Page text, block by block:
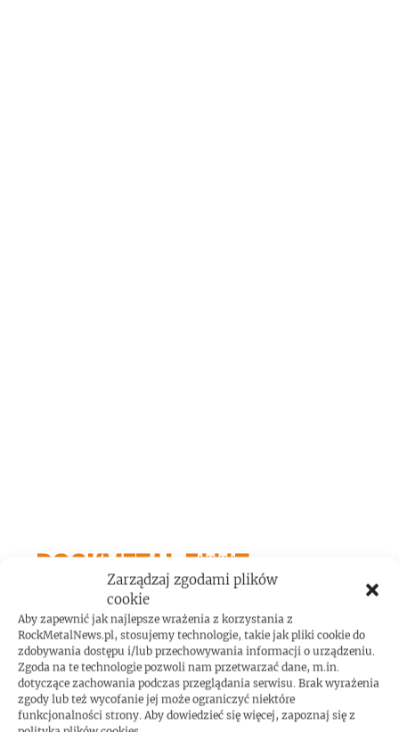
Zarządzaj zgodami plików
cookie
Aby zapewnić jak najlepsze wrażenia z korzystania z
RockMetalNews.pl, stosujemy technologie, takie jak pliki cookie do
zdobywania dostępu i/lub przechowywania informacji o urządzeniu.
Zgoda na te technologie pozwoli nam przetwarzać dane, m.in.
dotyczące zachowania podczas przeglądania serwisu. Brak wyrażenia
zgody lub też wycofanie jej może ograniczyć niektóre
funkcjonalności strony. Aby dowiedzieć się więcej, zapoznaj się z
ROCKMETAL F***T
Gary Holt: biografia gitarzysty dostępna w